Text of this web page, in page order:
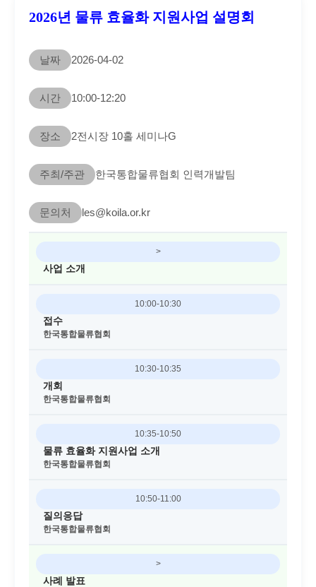
2026년 물류 효율화 지원사업 설명회
날짜 2026-04-02
시간 10:00-12:20
장소 2전시장 10홀 세미나G
주최/주관 한국통합물류협회 인력개발팀
문의처 les@koila.or.kr
>
사업 소개
10:00-10:30
접수
한국통합물류협회
10:30-10:35
개회
한국통합물류협회
10:35-10:50
물류 효율화 지원사업 소개
한국통합물류협회
10:50-11:00
질의응답
한국통합물류협회
>
사례 발표